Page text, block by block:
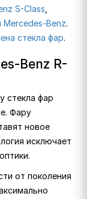
S-Class
Benz.
стекла фар.
Benz R-
стекла фар
Фару
новое
исключает
от поколения